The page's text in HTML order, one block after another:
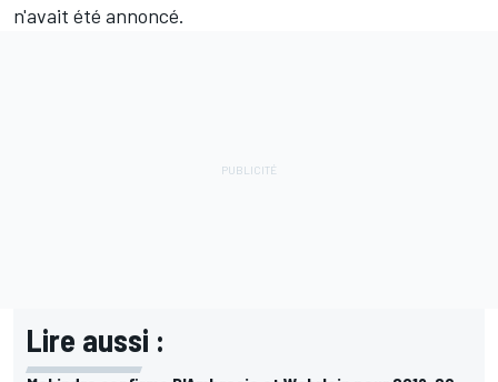
n'avait été annoncé.
Lire aussi :